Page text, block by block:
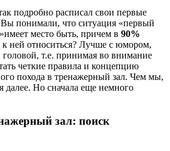
подробно расписал свои первые
понимали, что ситуация «первый
место быть, причем в 90%
к ней относиться? Лучше с юмором,
т.е. принимая во внимание
четкие правила и концепцию
похода в тренажерный зал. Чем мы,
далее. Но сначала еще немного
зал: поиск